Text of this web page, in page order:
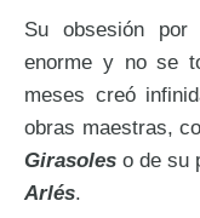
Su obsesión
enorme y no se
meses creó
obras maestras,
Girasoles o de su
Arlés.